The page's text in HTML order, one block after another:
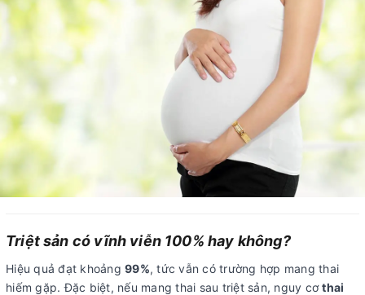
Triệt sản có vĩnh viễn 100% hay không?
Hiệu quả đạt khoảng 99%, tức vẫn có trường hợp mang thai
hiếm gặp. Đặc biệt, nếu mang thai sau triệt sản, nguy cơthai